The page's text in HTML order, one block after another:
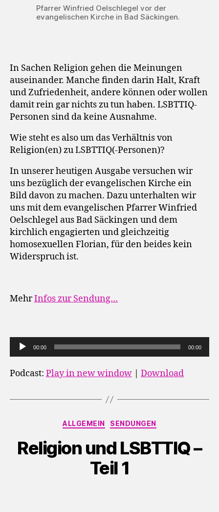
Pfarrer Winfried Oelschlegel vor der
evangelischen Kirche in Bad Säckingen.
In Sachen Religion gehen die Meinungen
auseinander. Manche finden darin Halt, Kraft
und Zufriedenheit, andere können oder wollen
damit rein gar nichts zu tun haben. LSBTTIQ-
Personen sind da keine Ausnahme.
Wie steht es also um das Verhältnis von
Religion(en) zu LSBTTIQ(-Personen)?
In unserer heutigen Ausgabe versuchen wir
uns bezüglich der evangelischen Kirche ein
Bild davon zu machen. Dazu unterhalten wir
uns mit dem evangelischen Pfarrer Winfried
Oelschlegel aus Bad Säckingen und dem
kirchlich engagierten und gleichzeitig
homosexuellen Florian, für den beides kein
Widerspruch ist.
MehrInfos zur Sendung…
u
d
00:00 00:00
Podcast: Play in new window Download
Kategorien
ALLGEMEIN SENDUNGEN
Religion und LSBTTIQ –
Teil 1